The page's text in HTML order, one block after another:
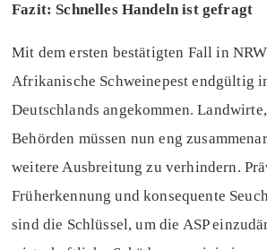
Fazit: Schnelles Handeln ist gefragt
Mit dem ersten bestätigten Fall in
Afrikanische Schweinepest endgültig
Deutschlands angekommen.
Behörden müssen nun eng
weitere Ausbreitung zu verhindern.
Früherkennung und konsequente
sind die Schlüssel, um die ASP